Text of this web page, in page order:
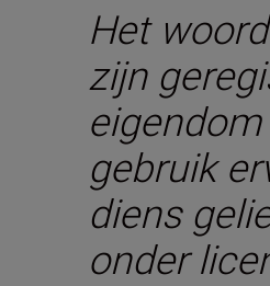
Het
zijn
gebruik
diens
onder